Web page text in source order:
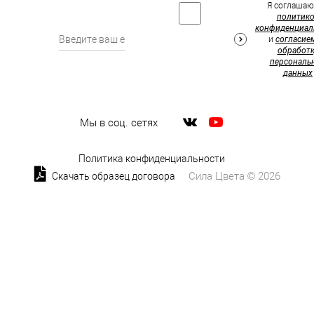
Мы в соц. сетях
Я
и
данных
Политика конфиденциальности
Скачать образец договора
Сила Цвета © 2026